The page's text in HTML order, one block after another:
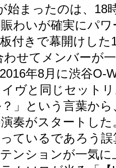
始まったのは、 18
わいが確実にパ
付きで幕開けした
わせてメンバーが
2016年8月に渋谷O-
ヴと同じセット
」という言葉から
奏がスタートした
ているであろう誤
ンションが一気